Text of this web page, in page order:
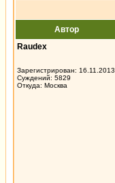
Автор
Raudex
Зарегистрирован: 16.11.2013
Суждений: 5829
Откуда: Москва